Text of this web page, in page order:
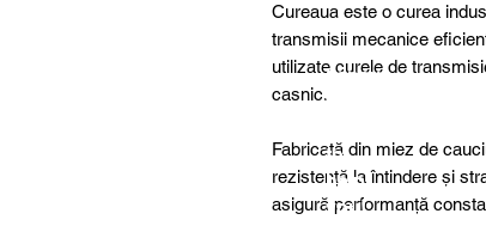
Cureaua este o curea
transmisii mecanice
utilizate curele de
casnic.
Fabricată din miez de
rezistență la întindere și
asigură performanță
cts or
consu
ltancy
we are
to
help
you!